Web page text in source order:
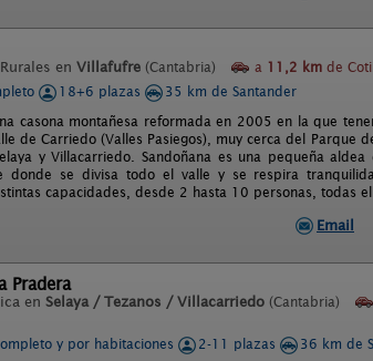
en Villafufre (Cantabria) a 11,2 km de
18+6 plazas
35 km de Santander
casona montañesa reformada en 2005 en la que
de Carriedo (Valles Pasiegos), muy cerca del Parque
y Villacarriedo. Sandoñana es una pequeña
donde se divisa todo el valle y se respira
capacidades, desde 2 hasta 10 personas, todas
Email
Pradera
en Selaya / Tezanos / Villacarriedo (Cantabria)
y por habitaciones 2-11 plazas
36 km de